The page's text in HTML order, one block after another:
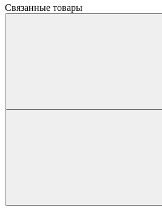
Связанные товары